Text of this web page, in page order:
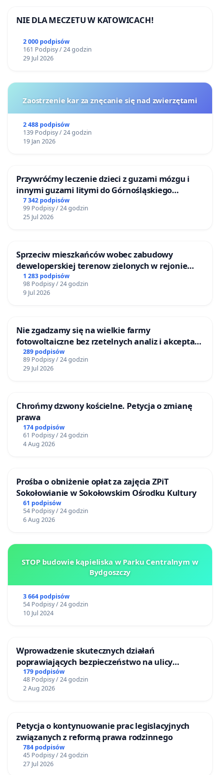
NIE DLA MECZETU W KATOWICACH!
2 000 podpisów
161 Podpisy / 24 godzin
29 Jul 2026
Zaostrzenie kar za znęcanie się nad zwierzętami
2 488 podpisów
139 Podpisy / 24 godzin
19 Jan 2026
Przywróćmy leczenie dzieci z guzami mózgu i
innymi guzami litymi do Górnośląskiego
Centrum Zdrowia Dziecka w Katowicach
7 342 podpisów
99 Podpisy / 24 godzin
25 Jul 2026
Sprzeciw mieszkańców wobec zabudowy
deweloperskiej terenow zielonych w rejonie
Bulwarów Straceńskich w Bielsku-Białej
1 283 podpisów
98 Podpisy / 24 godzin
9 Jul 2026
Nie zgadzamy się na wielkie farmy
fotowoltaiczne bez rzetelnych analiz i akceptacji
mieszkańców
289 podpisów
89 Podpisy / 24 godzin
29 Jul 2026
Chrońmy dzwony kościelne. Petycja o zmianę
prawa
174 podpisów
61 Podpisy / 24 godzin
4 Aug 2026
Prośba o obniżenie opłat za zajęcia ZPiT
Sokołowianie w Sokołowskim Ośrodku Kultury
61 podpisów
54 Podpisy / 24 godzin
6 Aug 2026
STOP budowie kąpieliska w Parku Centralnym w
Bydgoszczy
3 664 podpisów
54 Podpisy / 24 godzin
10 Jul 2024
Wprowadzenie skutecznych działań
poprawiających bezpieczeństwo na ulicy
Żeromskiego w Otwocku
179 podpisów
48 Podpisy / 24 godzin
2 Aug 2026
Petycja o kontynuowanie prac legislacyjnych
związanych z reformą prawa rodzinnego
784 podpisów
45 Podpisy / 24 godzin
27 Jul 2026